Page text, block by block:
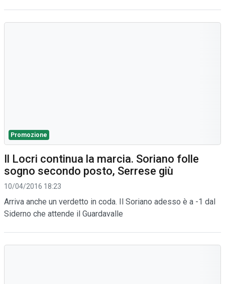
Promozione
Il Locri continua la marcia. Soriano folle
sogno secondo posto, Serrese giù
10/04/2016 18:23
Arriva anche un verdetto in coda. Il Soriano adesso è a -1 dal
Siderno che attende il Guardavalle